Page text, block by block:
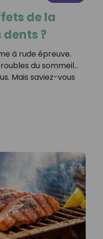
de la
?
à rude épreuve.
du sommeil…
Mais saviez-vous